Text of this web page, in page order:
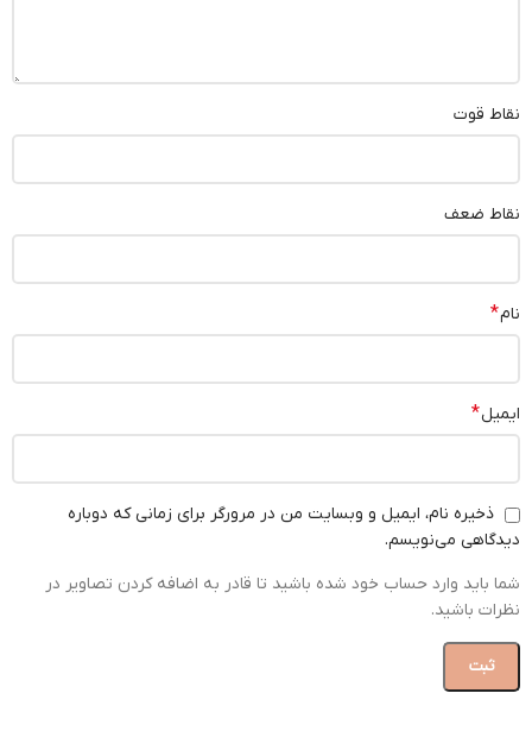
نقاط قوت
نقاط ضعف
نام*
ایمیل*
ذخیره نام، ایمیل و وبسایت من در مرورگر برای زمانی که دوباره
دیدگاهی می‌نویسم.
شما باید وارد حساب خود شده باشید تا قادر به اضافه کردن تصاویر در
نظرات باشید.